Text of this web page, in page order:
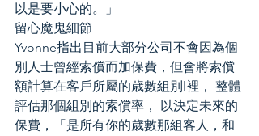
以是要小心的。」
留心魔鬼細節
Yvonne指出目前大部分公司不會因為個
別人士曾經索償而加保費，但會將索償
額計算在客戶所屬的歳數組別l裡， 整體
評估那個組別的索償率， 以決定未來的
保費，「是所有你的歲數那組客人，和